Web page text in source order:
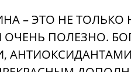
– ЭТО НЕ ТОЛЬКО
ПОЛЕЗНО.
АНТИОКСИДАНТАМИ